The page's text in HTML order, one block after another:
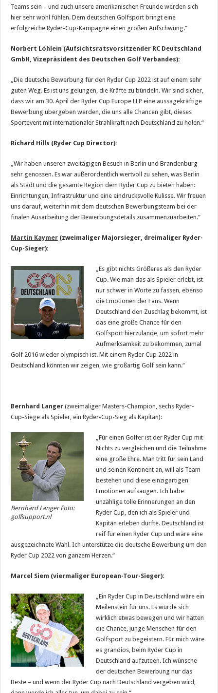
Teams sein – und auch unsere amerikanischen Freunde werden sich
hier sehr wohl fühlen. Dem deutschen Golfsport bringt eine
erfolgreiche Ryder-Cup-Kampagne einen großen Aufschwung.“
Norbert Löhlein (Aufsichtsratsvorsitzender RC Deutschland
GmbH, Vizepräsident des Deutschen Golf Verbandes):
„Die deutsche Bewerbung für den Ryder Cup 2022 ist auf einem sehr
guten Weg. Es ist uns gelungen, die Kräfte zu bündeln. Wir sind sicher,
dass wir am 30. April der Ryder Cup Europe LLP eine aussagekräftige
Bewerbung übergeben werden, die uns alle Chancen gibt, dieses
Sportevent mit internationaler Strahlkraft nach Deutschland zu holen.“
Richard Hills (Ryder Cup Director):
„Wir haben unseren zweitägigen Besuch in Berlin und Brandenburg
sehr genossen. Es war außerordentlich wertvoll zu sehen, was Berlin
als Stadt und die gesamte Region dem Ryder Cup zu bieten haben:
Einrichtungen, Infrastruktur und eine eindrucksvolle Kulisse. Wir freuen
uns darauf, weiterhin mit dem deutschen Bewerbungsteam bei der
finalen Ausarbeitung der Bewerbungsdetails zusammenzuarbeiten.“
Martin Kaymer (zweimaliger Majorsieger, dreimaliger Ryder-
Cup-Sieger):
„Es gibt nichts Größeres als den Ryder
Cup. Wie man das als Spieler erlebt, ist
nur schwer in Worte zu fassen, ebenso
die Emotionen der Fans. Wenn
Deutschland den Zuschlag bekommt, ist
das eine große Chance für den
Golfsport hierzulande, um sofort mehr
Aufmerksamkeit zu bekommen, zumal
Golf 2016 wieder olympisch ist. Mit einem Ryder Cup 2022 in
Deutschland könnten wir zeigen, wie großartig Golf sein kann.“
Bernhard Langer (zweimaliger Masters-Champion, sechs Ryder-
Cup-Siege als Spieler, ein Ryder-Cup-Sieg als Kapitän):
Bernhard Langer Foto:
golfsupport.nl
„Für einen Golfer ist der Ryder Cup mit
Nichts zu vergleichen und die Teilnahme
eine große Ehre. Man tritt für sein Land
und seinen Kontinent an, will als Team
bestehen und diese einzigartigen
Emotionen aufsaugen. Ich habe
unzählige tolle Erinnerungen an den
Ryder Cup, den ich als Spieler und
Kapitän erleben durfte. Deutschland ist
reif für einen Ryder Cup und wäre eine
ausgezeichnete Wahl. Ich unterstütze die deutsche Bewerbung um den
Ryder Cup 2022 von ganzem Herzen.“
Marcel Siem (viermaliger European-Tour-Sieger):
„Ein Ryder Cup in Deutschland wäre ein
Meilenstein für uns. Es würde sich
wirklich etwas bewegen und wir hätten
die Chance, junge Menschen für den
Golfsport zu begeistern. Für mich wäre
es grandios, beim Ryder Cup in
Deutschland aufzuteen. Ich wünsche
der deutschen Bewerbung nur das
Beste – und wenn der Ryder Cup nach Deutschland vergeben wird,